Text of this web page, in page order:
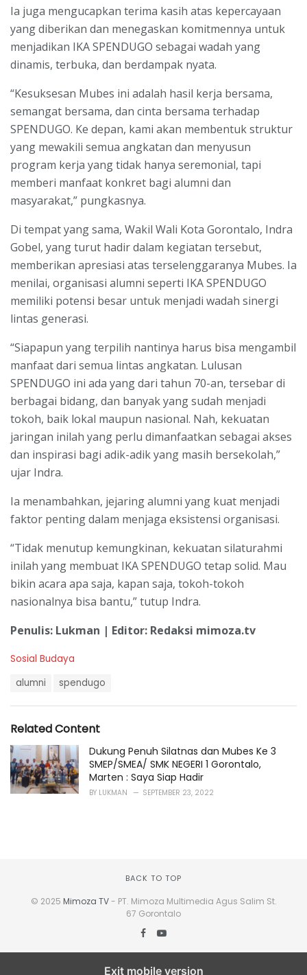
Ia juga mengucapkan terima kasih atas kepercayaan
yang diberikan dan menegaskan komitmennya untuk
menjadikan IKA SPENDUGO sebagai wadah yang
dinamis, terbuka, dan berdampak nyata.
“Kesuksesan Mubes ini adalah hasil kerja bersama,
semangat bersama, dan cinta bersama terhadap
SPENDUGO. Ke depan, kami akan membentuk struktur
yang mewakili semua angkatan dan menyusun
program kerja yang tidak hanya seremonial, tapi
memberi manfaat konkret bagi alumni dan
masyarakat,” pungkasnya.
Di tempat yang sama, Wakil Wali Kota Gorontalo, Indra
Gobel, yang turut hadir dalam kegiatan tersebut,
memberikan apresiasi atas terselenggaranya Mubes. Ia
menilai, organisasi alumni seperti IKA SPENDUGO
memiliki potensi besar untuk menjadi wadah sinergi
lintas generasi.
“Siapapun yang terpilih nantinya harus bisa mengambil
manfaat dari semua lintas angkatan. Lulusan
SPENDUGO ini ada yang dari tahun 70-an, tersebar di
berbagai bidang, dan banyak yang sudah menjadi
tokoh, baik lokal maupun nasional. Nah, kekuatan
jaringan inilah yang perlu dimanfaatkan sebagai akses
dan inspirasi bagi adik-adik yang masih bersekolah,”
ujar Indra.
Ia menambahkan, jejaring alumni yang kuat menjadi
faktor penting dalam menjaga eksistensi organisasi.
“Tidak menutup kemungkinan, kekuatan silaturahmi
inilah yang membuat IKA SPENDUGO tetap solid. Mau
bikin acara apa saja, kapan saja, tokoh-tokoh
nasionalnya bisa bantu,” tutup Indra.
Penulis: Lukman | Editor: Redaksi mimoza.tv
C
r
i
e
s
:
Sosial Budaya
:
alumni spendugo
Related Content
Dukung Penuh Silatnas dan Mubes Ke 3
SMEP/SMEA/ SMK NEGERI 1 Gorontalo,
Marten : Saya Siap Hadir
BY LUKMAN SEPTEMBER 23, 2022
BACK TO TOP
© 2025 Mimoza TV- PT. Mimoza Multimedia Agus Salim St.
67 Gorontalo
Exit mobile version